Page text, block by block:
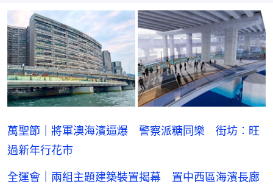
萬聖節｜將軍澳海濱逼爆 警察派糖同樂 街坊︰旺
過新年行花市
全運會｜兩組主題建築裝置揭幕 置中西區海濱長廊